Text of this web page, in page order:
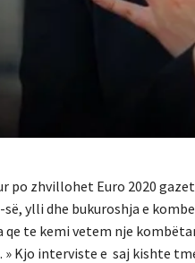
po zhvillohet Euro 2020
së, ylli dhe bukuroshja e
qe te kemi vetem nje
» Kjo interviste e saj kishte